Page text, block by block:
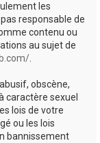
les
responsable de
contenu ou
au sujet de
.
obscène,
caractère sexuel
lois de votre
ou les lois
bannissement